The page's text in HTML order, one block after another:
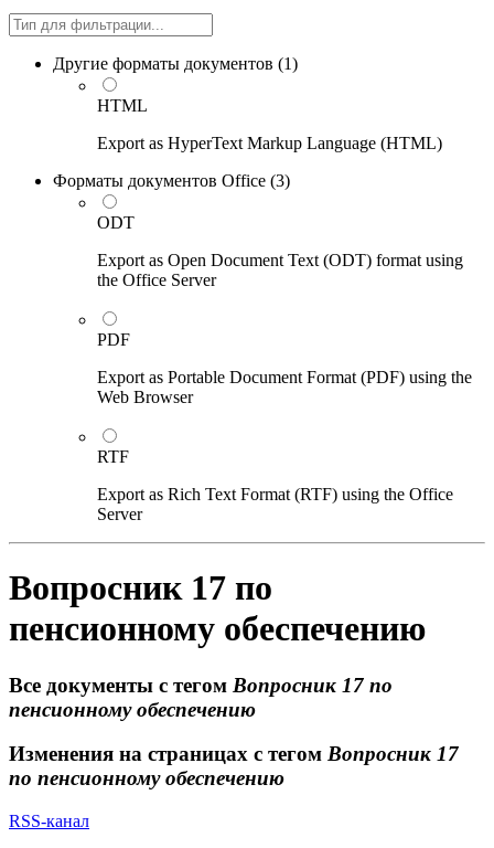
Filter
Другие форматы документов (1)
HTML
Export as HyperText Markup Language (HTML)
Форматы документов Office (3)
ODT
Export as Open Document Text (ODT) format using
the Office Server
PDF
Export as Portable Document Format (PDF) using the
Web Browser
RTF
Export as Rich Text Format (RTF) using the Office
Server
Вопросник 17 по
пенсионному обеспечению
Все документы с тегом Вопросник 17 по
пенсионному обеспечению
Изменения на страницах с тегом Вопросник 17
по пенсионному обеспечению
RSS-канал